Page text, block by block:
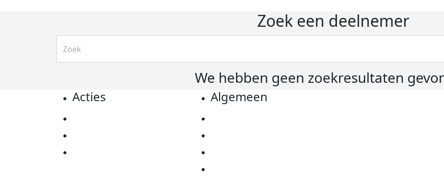
Zoek een deelnemer
We hebben geen zoekresultaten
Acties Algemeen